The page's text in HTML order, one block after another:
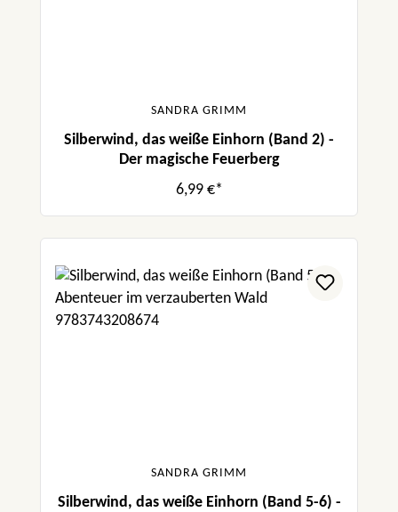
SANDRA GRIMM
Silberwind, das weiße Einhorn (Band 2) -
Der magische Feuerberg
6,99 €*
SANDRA GRIMM
Silberwind, das weiße Einhorn (Band 5-6) -